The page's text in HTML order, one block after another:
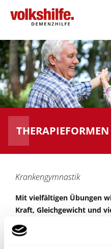
THERAPIEFORMEN
Krankengymnastik
Mit vielfältigen Übungen
Kraft, Gleichgewicht und